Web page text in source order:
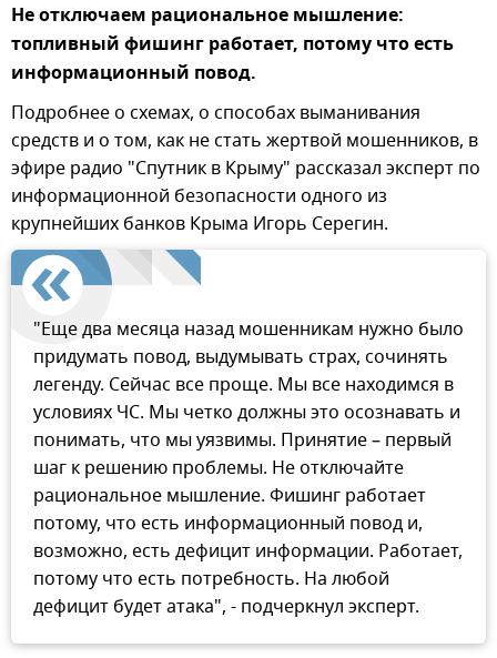
Не отключаем рациональное мышление:
топливный фишинг работает, потому что есть
информационный повод.
Подробнее о схемах, о способах выманивания
средств и о том, как не стать жертвой мошенников, в
эфире радио "Спутник в Крыму" рассказал эксперт по
информационной безопасности одного из
крупнейших банков Крыма Игорь Серегин.
"Еще два месяца назад мошенникам нужно было
придумать повод, выдумывать страх, сочинять
легенду. Сейчас все проще. Мы все находимся в
условиях ЧС. Мы четко должны это осознавать и
понимать, что мы уязвимы. Принятие – первый
шаг к решению проблемы. Не отключайте
рациональное мышление. Фишинг работает
потому, что есть информационный повод и,
возможно, есть дефицит информации. Работает,
потому что есть потребность. На любой
дефицит будет атака", - подчеркнул эксперт.